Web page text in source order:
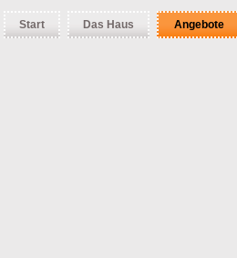
Start Das Haus Angebote